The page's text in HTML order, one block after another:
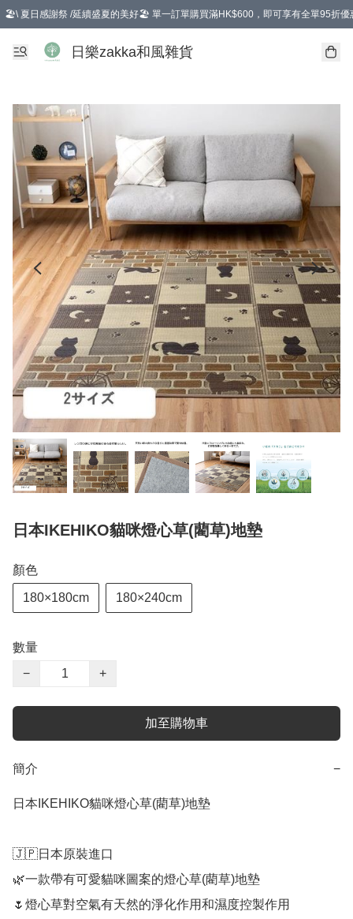
🏖️\ 夏日感謝祭 /延續盛夏的美好🏖️ 單一訂單購買滿HK$600，即可享有全單95折優
選擇GoGoX住宅/工商地址配送，單一訂單消費購物滿HK$680(折扣後），可享有
日樂zakka和風雜貨
日本IKEHIKO貓咪燈心草(藺草)地墊
顏色
180×180cm 180×240cm
數量
−
+
加至購物車
簡介 −
日本IKEHIKO貓咪燈心草(藺草)地墊
🇯🇵日本原裝進口
🌿一款帶有可愛貓咪圖案的燈心草(藺草)地墊
🌷燈心草對空氣有天然的淨化作用和濕度控製作用